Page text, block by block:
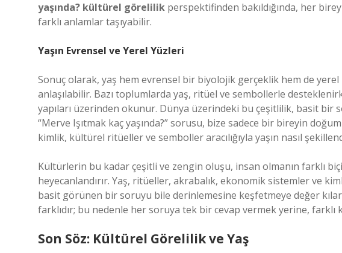
yaşında? kültürel görelilik perspektifinden bakıldığında, her
farklı anlamlar taşıyabilir.
Yaşın Evrensel ve Yerel Yüzleri
Sonuç olarak, yaş hem evrensel bir biyolojik gerçeklik hem de
anlaşılabilir. Bazı toplumlarda yaş, ritüel ve sembollerle
yapıları üzerinden okunur. Dünya üzerindeki bu çeşitlilik, basit bir
“Merve Işıtmak kaç yaşında?” sorusu, bize sadece bir bireyin
kimlik, kültürel ritüeller ve semboller aracılığıyla yaşın nasıl
Kültürlerin bu kadar çeşitli ve zengin oluşu, insan olmanın farklı
heyecanlandırır. Yaş, ritüeller, akrabalık, ekonomik sistemler ve
basit görünen bir soruyu bile derinlemesine keşfetmeye değer
farklıdır; bu nedenle her soruya tek bir cevap vermek yerine,
Son Söz: Kültürel Görelilik ve Yaş